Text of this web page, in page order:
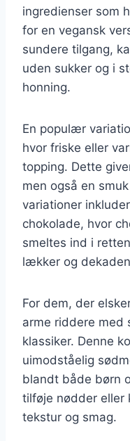
ingredienser som
for en vegansk
sundere tilgang,
uden sukker og i
honning.
En populær
hvor friske eller
topping. Dette
men også en
variationer
chokolade, hvor
smeltes ind i
lækker og
For dem, der
arme riddere med
klassiker. Denne
uimodståelig
blandt både børn
tilføje nødder eller
tekstur og smag.